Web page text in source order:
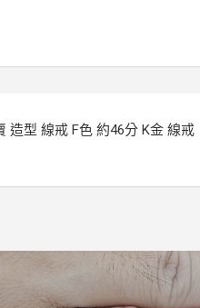
造型 線戒 F色 約46分 K金 線戒